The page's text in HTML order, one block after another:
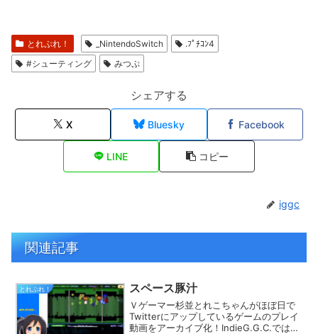
とれぷれ！ _NintendoSwitch
.ﾌﾟﾁｺﾝ4
#シューティング
みつぷ
シェアする
X Bluesky Facebook
LINE コピー
iggc
関連記事
とれぷれ！ スペース豚汁
Ｖゲーマー杉並とれこちゃんがほぼ日で
Twitterにアップしているゲームのプレイ
動画をアーカイブ化！IndieG.G.C.では